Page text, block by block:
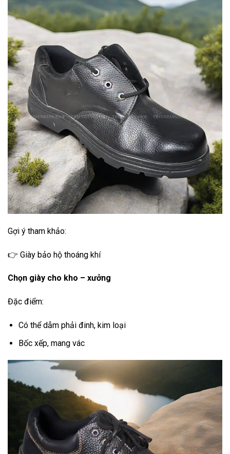
Gợi ý tham khảo:
👉 Giày bảo hộ thoáng khí
Chọn giày cho kho – xưởng
Đặc điểm:
Có thể dẫm phải đinh, kim loại
Bốc xếp, mang vác